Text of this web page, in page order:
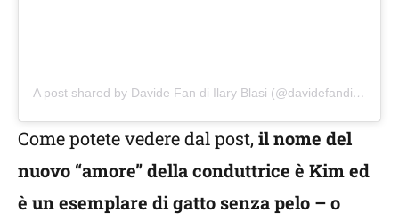
A post shared by Davide Fan di Ilary Blasi (@davidefandiilary)
Come potete vedere dal post, il nome del
nuovo “amore” della conduttrice è Kim ed
è un esemplare di gatto senza pelo – o